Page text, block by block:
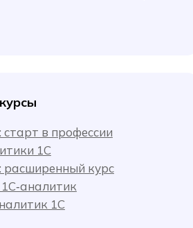
в профессии
1C
расширенный курс
1С